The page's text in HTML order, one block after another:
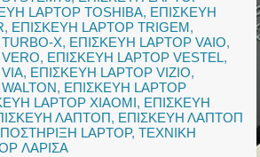
LAPTOP TOSHIBA, ΕΠΙΣΚΕΥΗ
, ΕΠΙΣΚΕΥΗ LAPTOP TRIGEM,
X, ΕΠΙΣΚΕΥΗ LAPTOP VAIO,
, ΕΠΙΣΚΕΥΗ LAPTOP VESTEL,
, ΕΠΙΣΚΕΥΗ LAPTOP VIZIO,
, ΕΠΙΣΚΕΥΗ LAPTOP
LAPTOP XIAOMI, ΕΠΙΣΚΕΥΗ
ΛΑΠΤΟΠ, ΕΠΙΣΚΕΥΗ ΛΑΠΤΟΠ
LAPTOP,ΤΕΧΝΙΚΗ
ΛΑΡΙΣΑ